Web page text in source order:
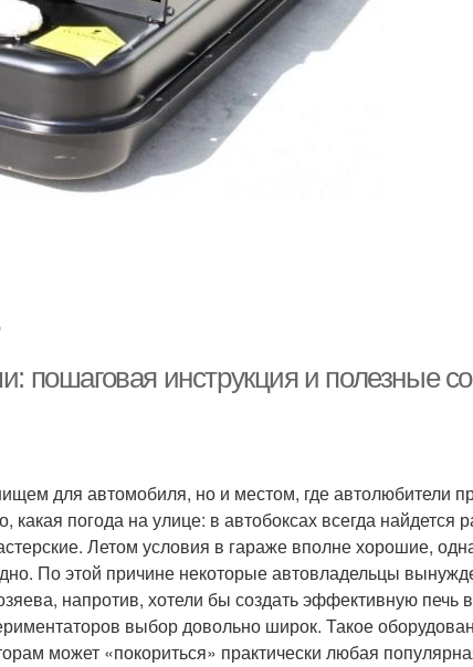
пошаговая инструкция и полезные
для автомобиля, но и местом, где автолюбители
погода на улице: в автобоксах всегда найдется
Летом условия в гараже вполне хорошие,
По этой причине некоторые автовладельцы
напротив, хотели бы создать эффективную печь
выбор довольно широк. Такое
может «покориться» практически любая